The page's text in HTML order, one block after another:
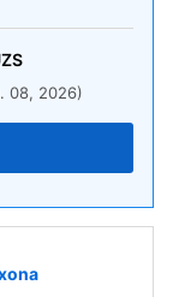
08, 2026)